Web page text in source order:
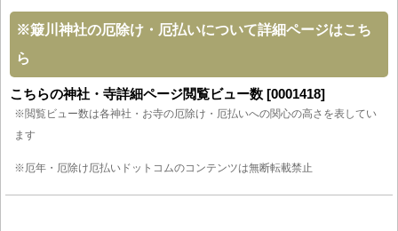
※簸川神社の厄除け・厄払いについて詳細ページはこち
ら
こちらの神社・寺詳細ページ閲覧ビュー数 [0001418]
※閲覧ビュー数は各神社・お寺の厄除け・厄払いへの関心の高さを表してい
ます
※厄年・厄除け厄払いドットコムのコンテンツは無断転載禁止